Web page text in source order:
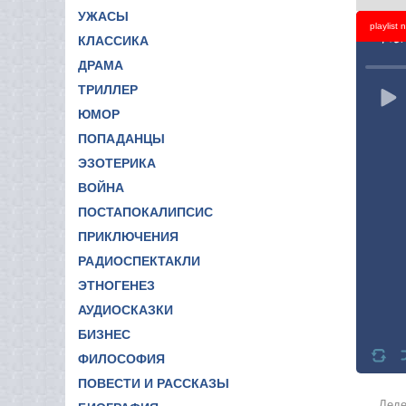
УЖАСЫ
КЛАССИКА
ДРАМА
ТРИЛЛЕР
ЮМОР
ПОПАДАНЦЫ
ЭЗОТЕРИКА
ВОЙНА
ПОСТАПОКАЛИПСИС
ПРИКЛЮЧЕНИЯ
РАДИОСПЕКТАКЛИ
ЭТНОГЕНЕЗ
АУДИОСКАЗКИ
БИЗНЕС
ФИЛОСОФИЯ
ПОВЕСТИ И РАССКАЗЫ
playlist